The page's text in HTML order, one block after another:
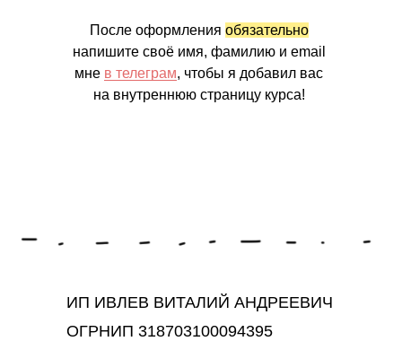
После оформления обязательно
напишите своё имя, фамилию и email
мне в телеграм, чтобы я добавил вас
на внутреннюю страницу курса!
ИП ИВЛЕВ ВИТАЛИЙ АНДРЕЕВИЧ
ОГРНИП 318703100094395